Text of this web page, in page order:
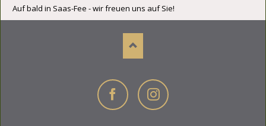
Auf bald in Saas-Fee - wir freuen uns auf Sie!